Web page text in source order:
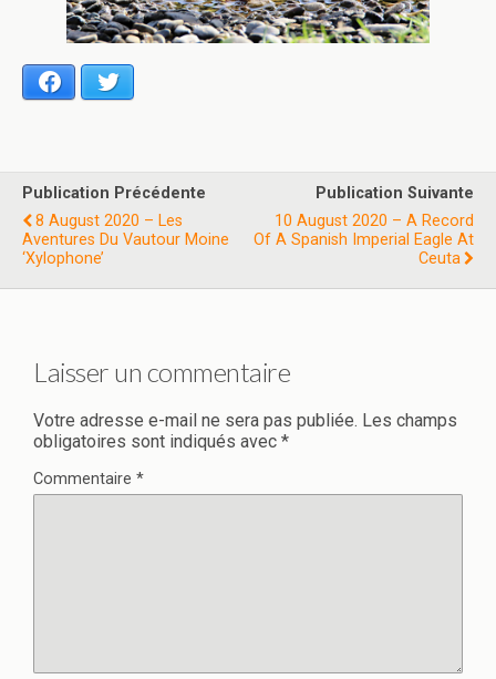
Facebook
Publication Précédente
8 August 2020 – Les
Aventures Du Vautour Moine
‘xylophone’
Publication Suivante
10 August 2020 – A Record
Of A Spanish Imperial Eagle At
Ceuta
Laisser un commentaire
Votre adresse e-mail ne sera pas publiée. Les champs
obligatoires sont indiqués avec *
Commentaire *